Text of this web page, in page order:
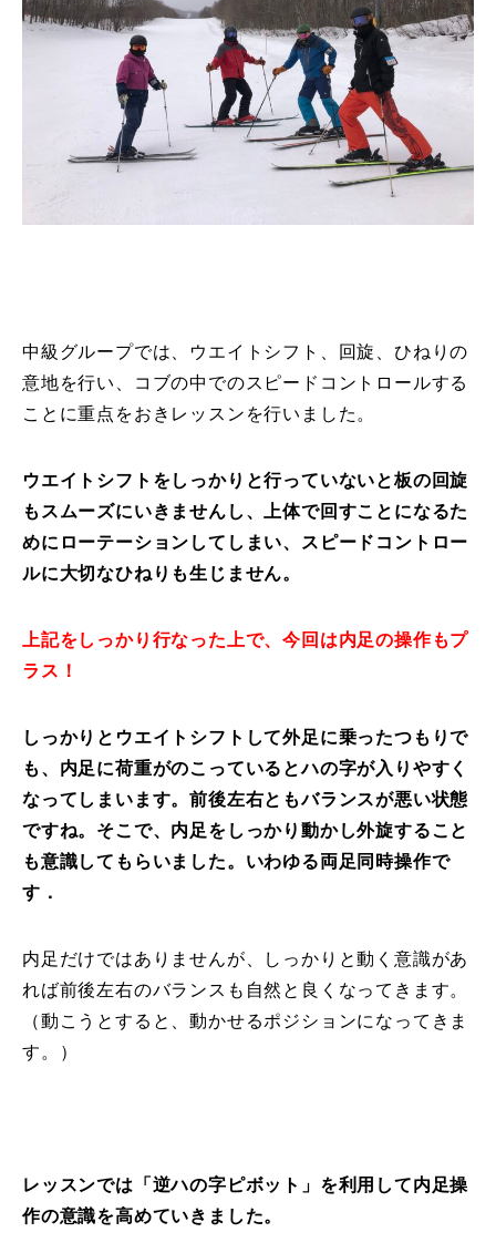
インストラクター一覧
コブレッスン参加のお客様の声 Review
レッスンレポート Report
お申し込みについて
動画で学ぶ
レッスン動画一覧
コブ斜面の滑り方解説動画
Movie
無料プレゼント動画
プレゼント
プレゼント付メルマガ
常時メルマガ
お問合せ
中級グループでは、ウエイトシフト、回旋、ひねりの
意地を行い、コブの中でのスピードコントロールする
ことに重点をおきレッスンを行いました。
ウエイトシフトをしっかりと行っていないと板の回旋
もスムーズにいきませんし、上体で回すことになるた
めにローテーションしてしまい、スピードコントロー
ルに大切なひねりも生じません。
上記をしっかり行なった上で、今回は内足の操作もプ
ラス！
しっかりとウエイトシフトして外足に乗ったつもりで
も、内足に荷重がのこっているとハの字が入りやすく
なってしまいます。前後左右ともバランスが悪い状態
ですね。そこで、内足をしっかり動かし外旋すること
も意識してもらいました。いわゆる両足同時操作で
す．
内足だけではありませんが、しっかりと動く意識があ
れば前後左右のバランスも自然と良くなってきます。
（動こうとすると、動かせるポジションになってきま
す。）
レッスンでは「逆ハの字ピボット」を利用して内足操
作の意識を高めていきました。